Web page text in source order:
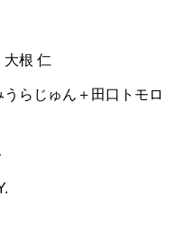
根 仁
らじゅん＋田口トモロ